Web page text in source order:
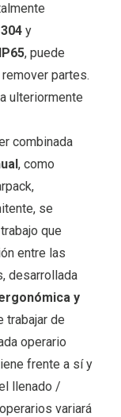
y
IP65, puede
partes.
ulteriormente
combinada
, como
se
que
entre las
desarrollada
y
trabajar de
operario
frente a sí y
llenado /
variará